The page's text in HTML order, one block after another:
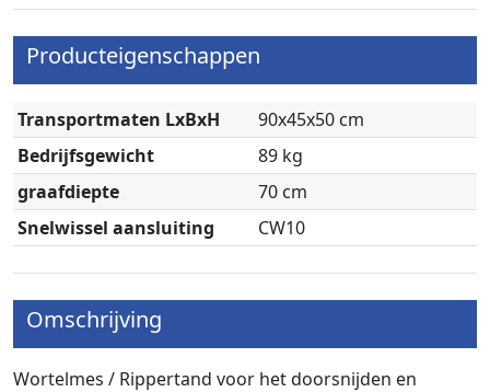
Producteigenschappen
Transportmaten LxBxH
90x45x50 cm
Bedrijfsgewicht
89 kg
graafdiepte
70 cm
Snelwissel aansluiting
CW10
Omschrijving
Wortelmes / Rippertand voor het doorsnijden en